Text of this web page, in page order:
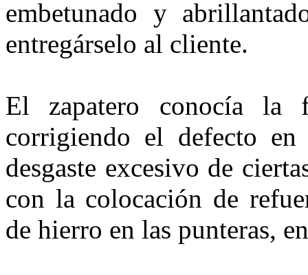
embetu­nado y
entregárselo al cliente.
El zapatero conocía la
corrigiendo el defecto
desgaste excesivo de
con la colocación de
de hie­rro en las punteras,